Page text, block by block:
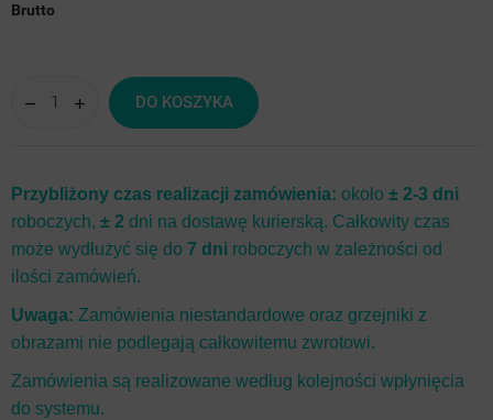
Brutto
DO KOSZYKA
Przybliżony czas realizacji zamówienia: około ± 2-3 dni
roboczych, ± 2 dni na dostawę kurierską. Całkowity czas
może wydłużyć się do 7 dni roboczych w zależności od
ilości zamówień.
Uwaga: Zamówienia niestandardowe oraz grzejniki z
obrazami nie podlegają całkowitemu zwrotowi.
Zamówienia są realizowane według kolejności wpłynięcia
do systemu.